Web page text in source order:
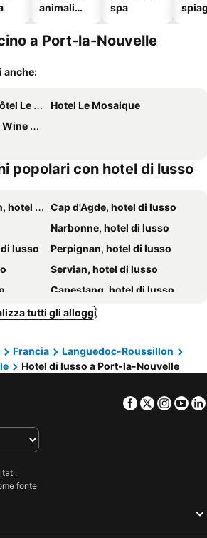
animali
spa
a Port-la-Nouvelle
anche:
Narbonne
Hotel Le Mosaique
& Spa
popolari con hotel di lusso
di lusso
Cap d'Agde, hotel di lusso
Narbonne, hotel di lusso
lusso
Perpignan, hotel di lusso
Servian, hotel di lusso
Capestang, hotel di lusso
Saint-Chinian, hotel di lusso
Sainte-Marie, hotel di lusso
tutti gli alloggi
Francia
Languedoc-Roussillon
Hotel di lusso a Port-la-Nouvelle
Facebook
Twitter
fonte